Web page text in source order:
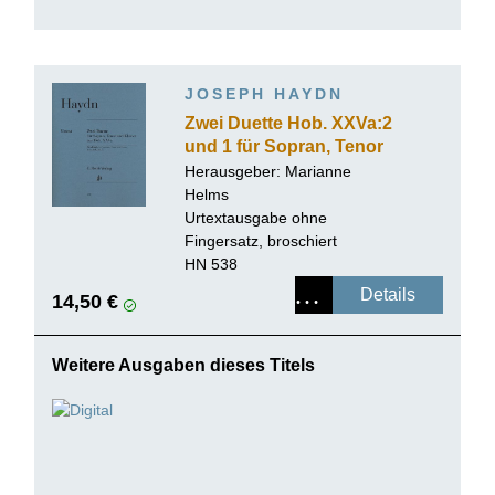
JOSEPH HAYDN
Zwei Duette Hob. XXVa:2
und 1 für Sopran, Tenor
und Klavier
Herausgeber: Marianne
Helms
Urtextausgabe ohne
Fingersatz, broschiert
HN 538
14,50 € Details
Weitere Ausgaben dieses Titels